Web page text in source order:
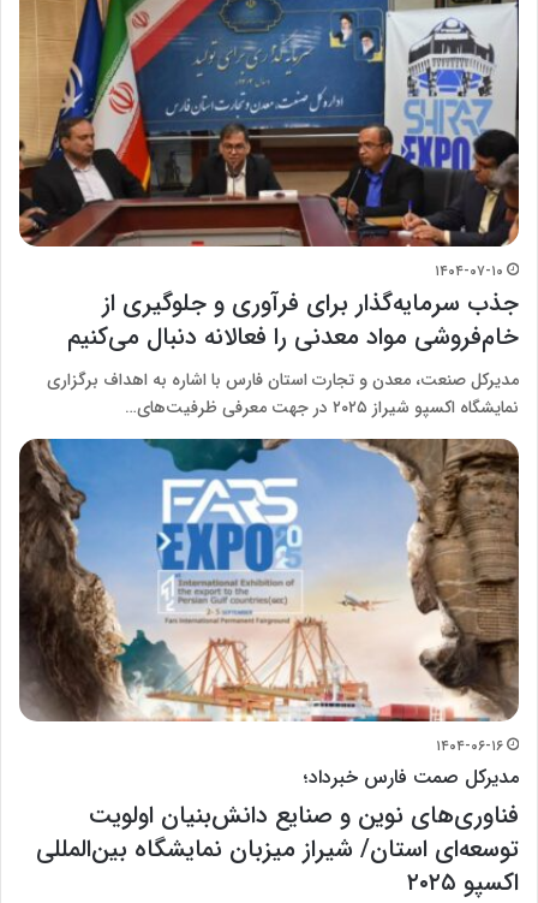
۱۴۰۴-۰۷-۱۰
جذب سرمایه‌گذار برای فرآوری و جلوگیری از
خام‌فروشی مواد معدنی را فعالانه دنبال می‌کنیم
مدیرکل صنعت، معدن و تجارت استان فارس با اشاره به اهداف برگزاری
نمایشگاه اکسپو شیراز ۲۰۲۵ در جهت معرفی ظرفیت‌های…
۱۴۰۴-۰۶-۱۶
مدیرکل صمت فارس خبرداد؛
فناوری‌های نوین و صنایع دانش‌بنیان اولویت
توسعه‌ای استان/ شیراز میزبان نمایشگاه بین‌المللی
اکسپو ۲۰۲۵